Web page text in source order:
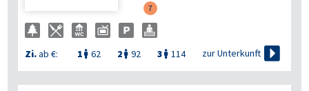
7
Zi.ab €: 1  62 2  92 3  114 zur Unterkunft 